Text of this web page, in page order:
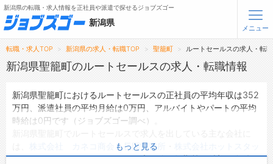
無料会員登録 ログイン
メニュー
トップ
新潟県の転職・求人情報を正社員や派遣で探せるジョブズゴー
新潟県
メニュー
転職・求人TOP 新潟県の求人・転職TOP 聖籠町 ルートセールスの求人・転職
新潟県聖籠町のルートセールスの求人・転職情報
新潟県聖籠町におけるルートセールスの正社員の平均年収は352
万円、派遣社員の平均月給は0万円、アルバイトやパートの平均
時給は0円です（ジョブズゴー調べ）。
株式会社 カネコ商会 長岡営業所
フコーポレーションなどがあり、未経験や短期等ご希望の条件で
もっと見る